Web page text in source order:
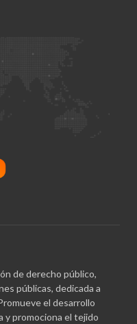
de derecho público,
públicas, dedicada a
el desarrollo
y promociona el tejido